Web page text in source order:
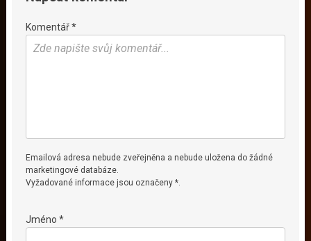
Komentář *
Emailová adresa nebude zveřejněna a nebude uložena do žádné
marketingové databáze.
Vyžadované informace jsou označeny *.
Jméno *